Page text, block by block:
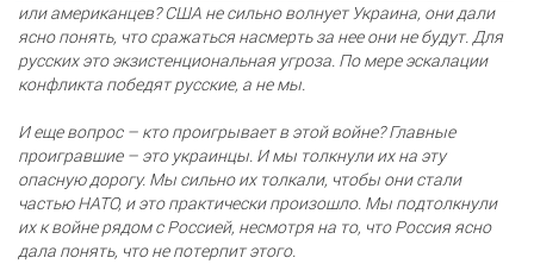
или американцев? США не сильно волнует Украина, они дали
ясно понять, что сражаться насмерть за нее они не будут. Для
русских это экзистенциональная угроза. По мере эскалации
конфликта победят русские, а не мы.
И еще вопрос – кто проигрывает в этой войне? Главные
проигравшие – это украинцы. И мы толкнули их на эту
опасную дорогу. Мы сильно их толкали, чтобы они стали
частью НАТО, и это практически произошло. Мы подтолкнули
их к войне рядом с Россией, несмотря на то, что Россия ясно
дала понять, что не потерпит этого.